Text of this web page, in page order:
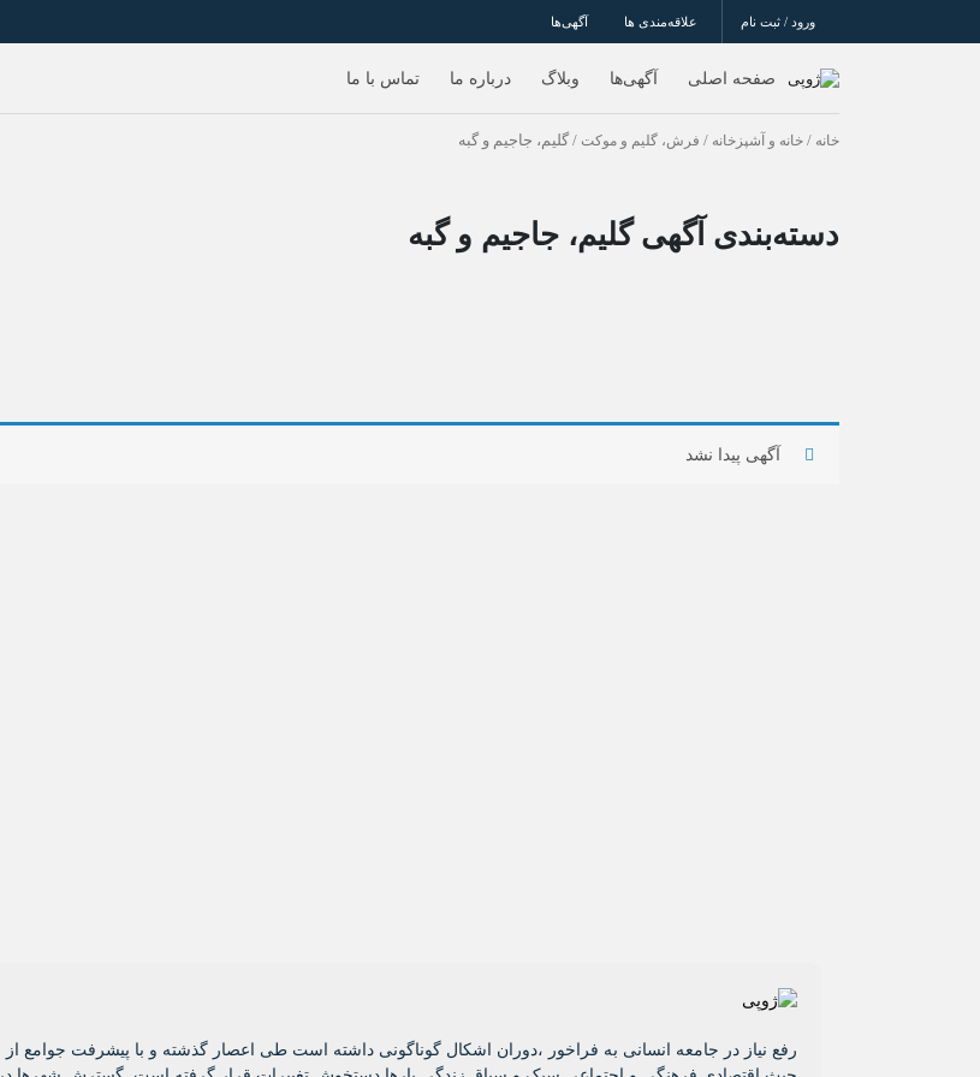
ورود / ثبت نام علاقه‌مندی ها آگهی‌ها
صفحه اصلی آگهی‌ها وبلاگ درباره ما تماس با ما
خانه / خانه و آشپزخانه / فرش، گلیم و موکت / گلیم، جاجیم و گبه
دسته‌بندی آگهی گلیم، جاجیم و گبه
آگهی پیدا نشد
رفع نیاز در جامعه انسانی به فراخور ،دوران اشکال گوناگونی داشته است طی اعصار گذشته و با پیشرفت جوامع از